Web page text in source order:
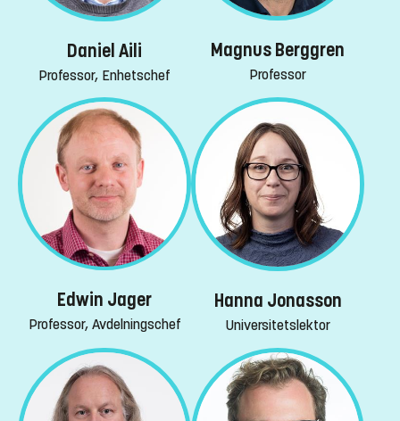
Daniel Aili
Professor, Enhetschef
Magnus Berggren
Professor
Edwin Jager
Professor, Avdelningschef
Hanna Jonasson
Universitetslektor